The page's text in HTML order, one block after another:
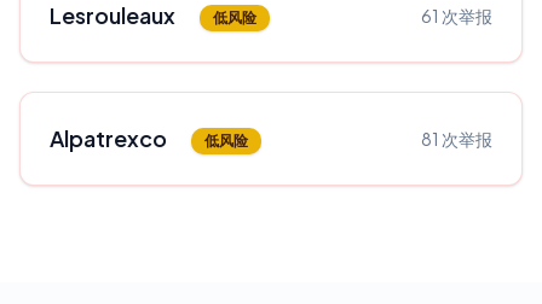
Lesrouleaux 低风险 61 次举报
Alpatrexco 低风险 81 次举报